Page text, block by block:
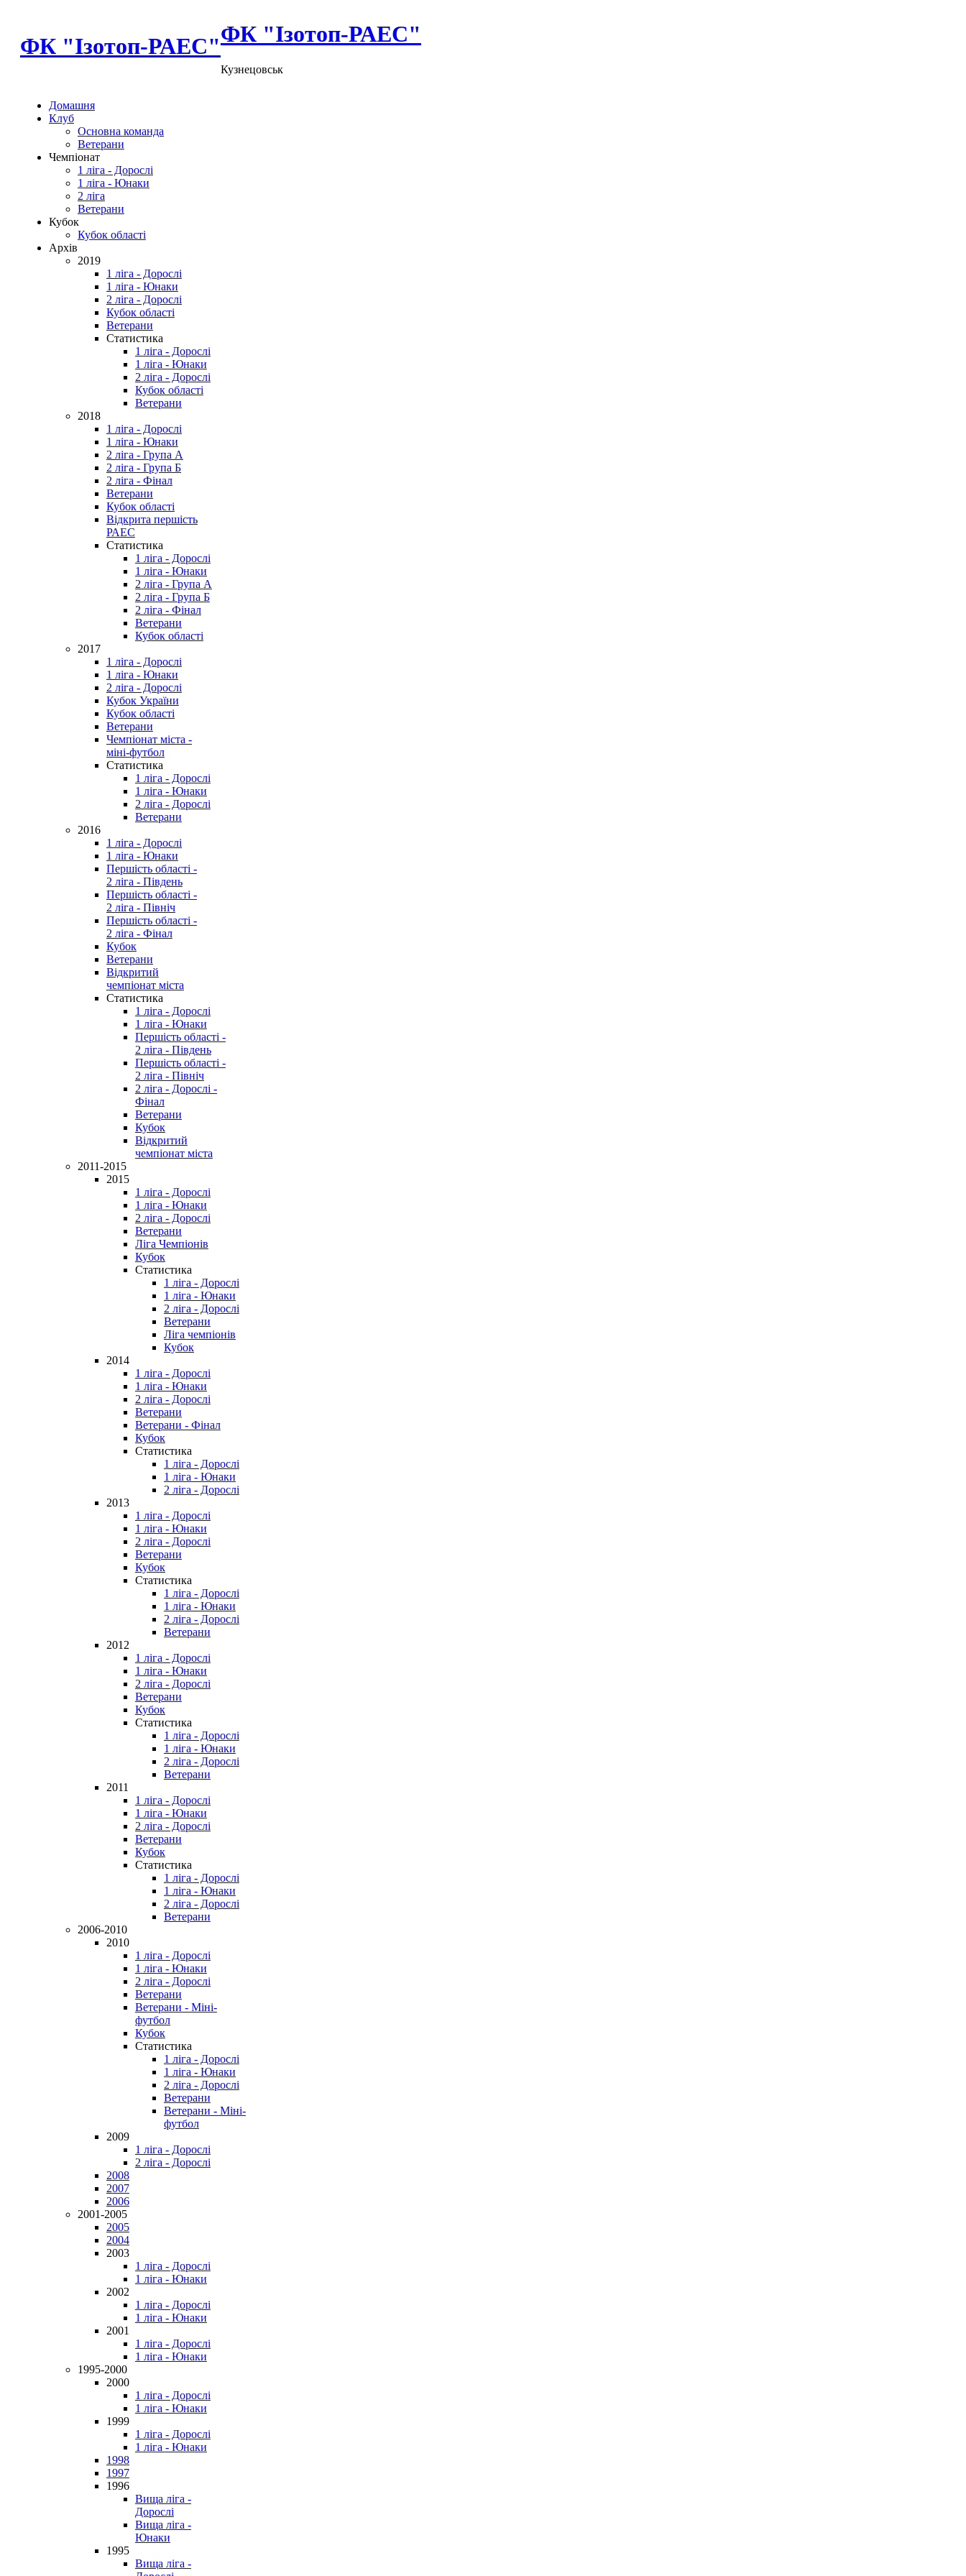
ФК "Ізотоп-РАЕС"ФК "Ізотоп-РАЕС"
Кузнецовськ
Домашня
Клуб
Основна команда
Ветерани
Чемпіонат
1 ліга - Дорослі
1 ліга - Юнаки
2 ліга
Ветерани
Кубок
Кубок області
Архів
2019
1 ліга - Дорослі
1 ліга - Юнаки
2 ліга - Дорослі
Кубок області
Ветерани
Статистика
1 ліга - Дорослі
1 ліга - Юнаки
2 ліга - Дорослі
Кубок області
Ветерани
2018
1 ліга - Дорослі
1 ліга - Юнаки
2 ліга - Група А
2 ліга - Група Б
2 ліга - Фінал
Ветерани
Кубок області
Відкрита першість
РАЕС
Статистика
1 ліга - Дорослі
1 ліга - Юнаки
2 ліга - Група А
2 ліга - Група Б
2 ліга - Фінал
Ветерани
Кубок області
2017
1 ліга - Дорослі
1 ліга - Юнаки
2 ліга - Дорослі
Кубок України
Кубок області
Ветерани
Чемпіонат міста -
міні-футбол
Статистика
1 ліга - Дорослі
1 ліга - Юнаки
2 ліга - Дорослі
Ветерани
2016
1 ліга - Дорослі
1 ліга - Юнаки
Першість області -
2 ліга - Південь
Першість області -
2 ліга - Північ
Першість області -
2 ліга - Фінал
Кубок
Ветерани
Відкритий
чемпіонат міста
Статистика
1 ліга - Дорослі
1 ліга - Юнаки
Першість області -
2 ліга - Південь
Першість області -
2 ліга - Північ
2 ліга - Дорослі -
Фінал
Ветерани
Кубок
Відкритий
чемпіонат міста
2011-2015
2015
1 ліга - Дорослі
1 ліга - Юнаки
2 ліга - Дорослі
Ветерани
Ліга Чемпіонів
Кубок
Статистика
1 ліга - Дорослі
1 ліга - Юнаки
2 ліга - Дорослі
Ветерани
Ліга чемпіонів
Кубок
2014
1 ліга - Дорослі
1 ліга - Юнаки
2 ліга - Дорослі
Ветерани
Ветерани - Фінал
Кубок
Статистика
1 ліга - Дорослі
1 ліга - Юнаки
2 ліга - Дорослі
2013
1 ліга - Дорослі
1 ліга - Юнаки
2 ліга - Дорослі
Ветерани
Кубок
Статистика
1 ліга - Дорослі
1 ліга - Юнаки
2 ліга - Дорослі
Ветерани
2012
1 ліга - Дорослі
1 ліга - Юнаки
2 ліга - Дорослі
Ветерани
Кубок
Статистика
1 ліга - Дорослі
1 ліга - Юнаки
2 ліга - Дорослі
Ветерани
2011
1 ліга - Дорослі
1 ліга - Юнаки
2 ліга - Дорослі
Ветерани
Кубок
Статистика
1 ліга - Дорослі
1 ліга - Юнаки
2 ліга - Дорослі
Ветерани
2006-2010
2010
1 ліга - Дорослі
1 ліга - Юнаки
2 ліга - Дорослі
Ветерани
Ветерани - Міні-
футбол
Кубок
Статистика
1 ліга - Дорослі
1 ліга - Юнаки
2 ліга - Дорослі
Ветерани
Ветерани - Міні-
футбол
2009
1 ліга - Дорослі
2 ліга - Дорослі
2008
2007
2006
2001-2005
2005
2004
2003
1 ліга - Дорослі
1 ліга - Юнаки
2002
1 ліга - Дорослі
1 ліга - Юнаки
2001
1 ліга - Дорослі
1 ліга - Юнаки
1995-2000
2000
1 ліга - Дорослі
1 ліга - Юнаки
1999
1 ліга - Дорослі
1 ліга - Юнаки
1998
1997
1996
Вища ліга -
Дорослі
Вища ліга -
Юнаки
1995
Вища ліга -